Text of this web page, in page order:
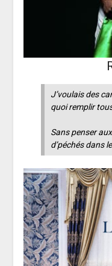
J’voulais des
quoi remplir
Sans penser
d’péchés dans